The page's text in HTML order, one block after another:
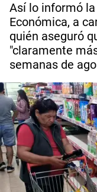
Así lo informó
Económica, a
quién aseguró
"claramente
semanas de